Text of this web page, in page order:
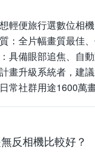
想輕便旅行選數位相
： 全片幅畫質最佳
具備眼部追焦、自
計畫升級系統者，建
日常社群用途1600萬
反相機比較好？